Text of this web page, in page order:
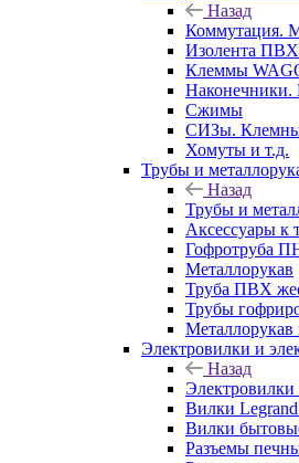
Назад
Коммутация.
Изолента ПВХ
Клеммы
Наконечники.
Сжимы
СИЗы.
Хомуты и т.д.
Трубы и
Назад
Трубы и
Аксессуары к
Гофротруба
Металлорукав
Труба ПВХ
Трубы
Металлорукав
Электровилки и
Назад
Электровилки
Вилки
Вилки
Разъемы